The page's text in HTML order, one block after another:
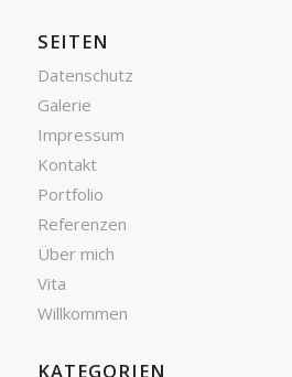
SEITEN
Datenschutz
Galerie
Impressum
Kontakt
Portfolio
Referenzen
Über mich
Vita
Willkommen
KATEGORIEN